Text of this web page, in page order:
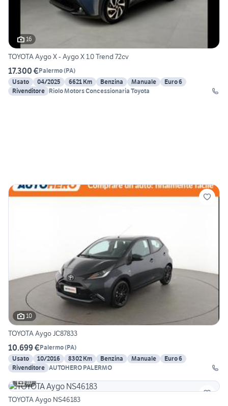
16
TOYOTA Aygo X - Aygo X 1.0 Trend 72cv
17.300 €Palermo(PA)
Usato
04/2025 6621 Km Benzina Manuale
Euro 6
Rivenditore Riolo Motors Concessionaria Toyota
10
TOYOTA Aygo JC87833
10.699 €Palermo(PA)
Usato
10/2016 8302 Km Benzina Manuale
Euro 6
Rivenditore AUTOHERO PALERMO
10
TOYOTA Aygo NS46183